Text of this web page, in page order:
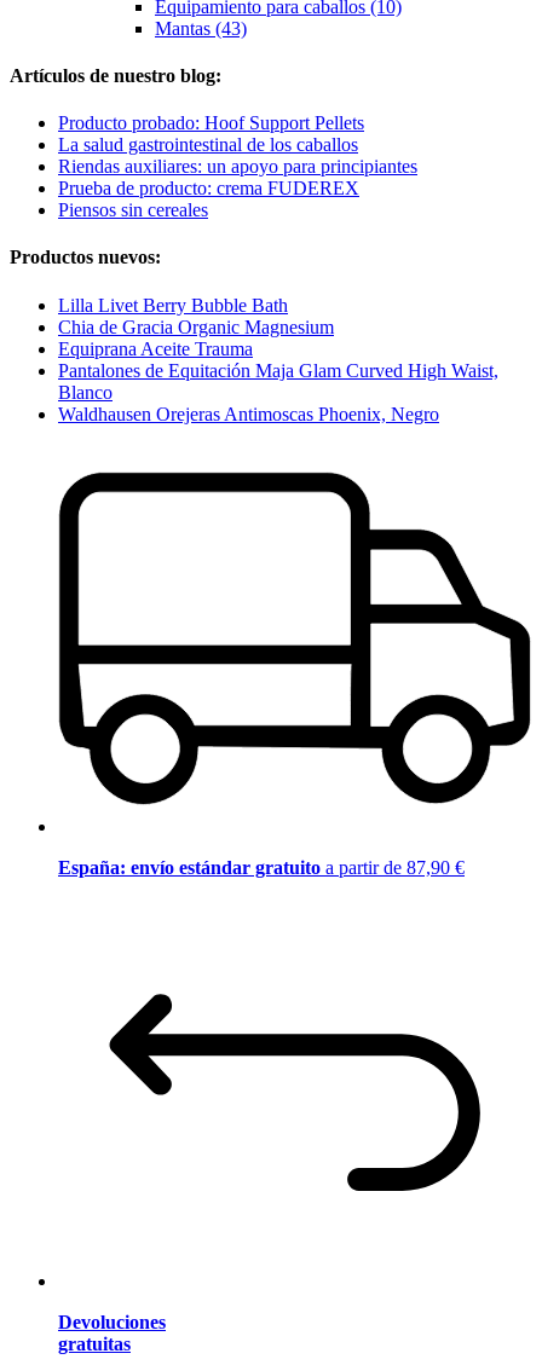
Equipamiento para caballos (10)
Mantas (43)
Artículos de nuestro blog:
Producto probado: Hoof Support Pellets
La salud gastrointestinal de los caballos
Riendas auxiliares: un apoyo para principiantes
Prueba de producto: crema FUDEREX
Piensos sin cereales
Productos nuevos:
Lilla Livet Berry Bubble Bath
Chia de Gracia Organic Magnesium
Equiprana Aceite Trauma
Pantalones de Equitación Maja Glam Curved High Waist,
Blanco
Waldhausen Orejeras Antimoscas Phoenix, Negro
España: envío estándar gratuito a partir de 87,90 €
Devoluciones
gratuitas